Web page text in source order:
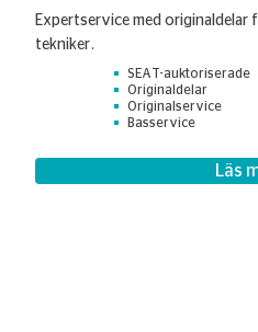
Expertservice med originaldelar
tekniker.
SEAT-auktoriserade
Originaldelar
Originalservice
Basservice
Läs